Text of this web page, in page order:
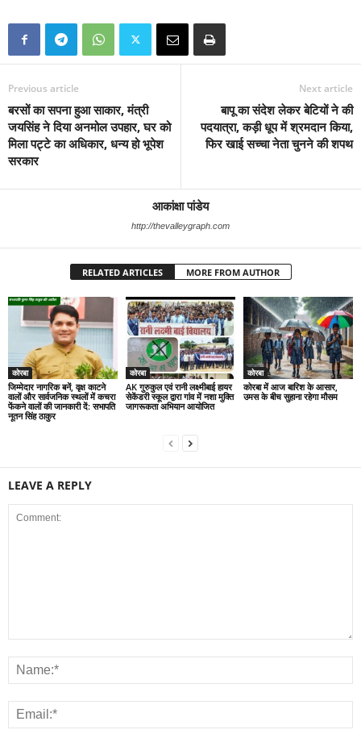
Previous article
बरसों का सपना हुआ साकार, मंत्री
जयसिंह ने दिया अनमोल उपहार, घर को
मिला पट्टे का अधिकार, धन्य हो भूपेश
सरकार
Next article
बापू का संदेश लेकर बेटियों ने की
पदयात्रा, कड़ी धूप में श्रमदान किया,
फिर खाई सच्चा नेता चुनने की शपथ
आकांक्षा पांडेय
http://thevalleygraph.com
RELATED ARTICLES MORE FROM AUTHOR
कोरबा
जिम्मेदार नागरिक बनें, वृक्ष काटने
वालों और सार्वजनिक स्थलों में कचरा
फेंकने वालों की जानकारी दें: सभापति
नूतन सिंह ठाकुर
कोरबा
AK गुरुकुल एवं रानी लक्ष्मीबाई हायर
सेकेंडरी स्कूल द्वारा गांव में नशा मुक्ति
जागरूकता अभियान आयोजित
कोरबा
कोरबा में आज बारिश के आसार,
उमस के बीच सुहाना रहेगा मौसम
LEAVE A REPLY